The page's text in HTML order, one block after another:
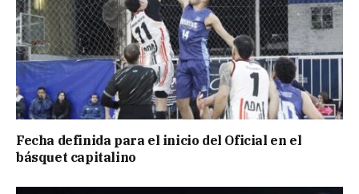
Fecha definida para el inicio del Oficial en el
básquet capitalino